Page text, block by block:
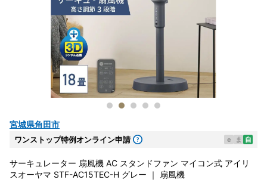
宮城県角田市
ワンストップ特例オンライン申請 e ま 自
サーキュレーター 扇風機 AC スタンドファン マイコン式 アイリ
スオーヤマ STF-AC15TEC-H グレー ｜ 扇風機